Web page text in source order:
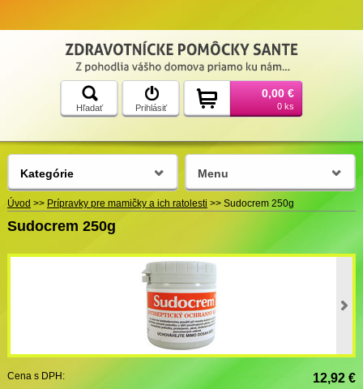
Hľadať Prihlásiť
0,00 €
0 ks
Úvod >> Prípravky pre mamičky a ich ratolesti >> Sudocrem 250g
Sudocrem 250g
Cena s DPH: 12,92 €
Kategórie Menu